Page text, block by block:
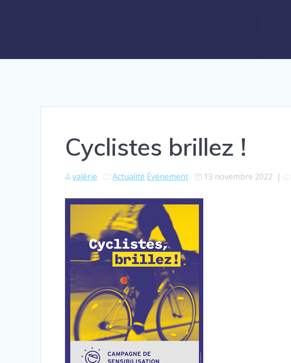
Cyclistes brillez !
valérie Actualité Événement 13 novembre 2022 |